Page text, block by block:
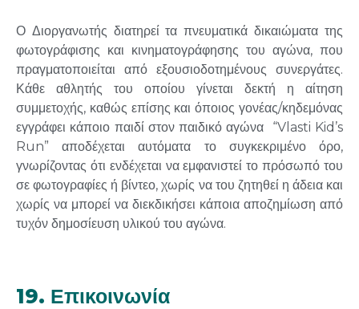
Ο Διοργανωτής διατηρεί τα πνευματικά δικαιώματα της
φωτογράφισης και κινηματογράφησης του αγώνα, που
πραγματοποιείται από εξουσιοδοτημένους συνεργάτες.
Κάθε αθλητής του οποίου γίνεται δεκτή η αίτηση
συμμετοχής, καθώς επίσης και όποιος γονέας/κηδεμόνας
εγγράφει κάποιο παιδί στον παιδικό αγώνα “Vlasti Kid’s
Run” αποδέχεται αυτόματα το συγκεκριμένο όρο,
γνωρίζοντας ότι ενδέχεται να εμφανιστεί το πρόσωπό του
σε φωτογραφίες ή βίντεο, χωρίς να του ζητηθεί η άδεια και
χωρίς να μπορεί να διεκδικήσει κάποια αποζημίωση από
τυχόν δημοσίευση υλικού του αγώνα.
19. Επικοινωνία